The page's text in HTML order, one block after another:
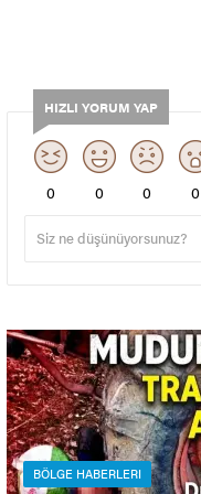
HIZLI YORUM YAP
0 0 0 0
BÖLGE HABERLERI